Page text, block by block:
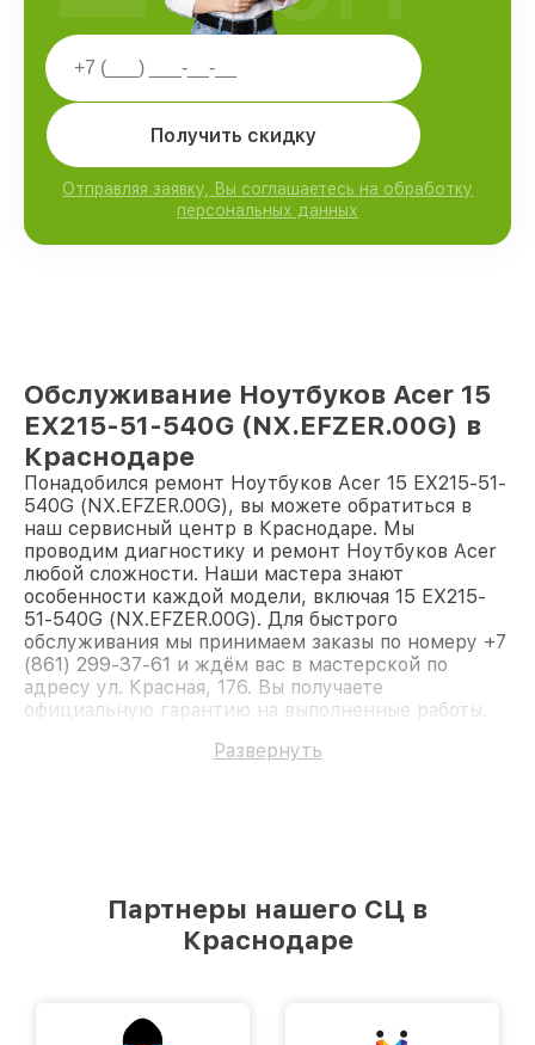
Получить скидку
Отправляя заявку, Вы соглашаетесь на обработку
персональных данных
Обслуживание Ноутбуков Acer 15
EX215-51-540G (NX.EFZER.00G) в
Краснодаре
Понадобился ремонт Ноутбуков Acer 15 EX215-51-
540G (NX.EFZER.00G), вы можете обратиться в
наш сервисный центр в Краснодаре. Мы
проводим диагностику и ремонт Ноутбуков Acer
любой сложности. Наши мастера знают
особенности каждой модели, включая 15 EX215-
51-540G (NX.EFZER.00G). Для быстрого
обслуживания мы принимаем заказы по номеру +7
(861) 299-37-61 и ждём вас в мастерской по
адресу ул. Красная, 176. Вы получаете
официальную гарантию на выполненные работы.
Развернуть
Партнеры нашего СЦ в
Краснодаре